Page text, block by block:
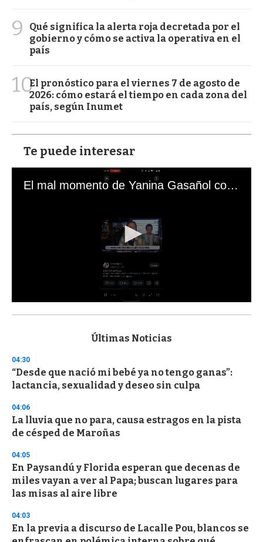
9
Qué significa la alerta roja decretada por el
gobierno y cómo se activa la operativa en el
país
10El pronóstico para el viernes 7 de agosto de
2026: cómo estará el tiempo en cada zona del
país, según Inumet
Te puede interesar
El mal momento de Yanina Gasañol con un hincha argentino en "Subrayado"
s
d
s
o
f
3
s
e
c
n
d
Últimas Noticias
04:30
“Desde que nació mi bebé ya no tengo ganas”:
lactancia, sexualidad y deseo sin culpa
04:06
La lluvia que no para, causa estragos en la pista
de césped de Maroñas
04:05
En Paysandú y Florida esperan que decenas de
miles vayan a ver al Papa; buscan lugares para
las misas al aire libre
04:03
En la previa a discurso de Lacalle Pou, blancos se